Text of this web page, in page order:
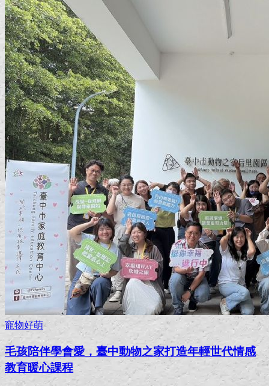
寵物好萌
毛孩陪伴學會愛，臺中動物之家打造年輕世代情感
教育暖心課程